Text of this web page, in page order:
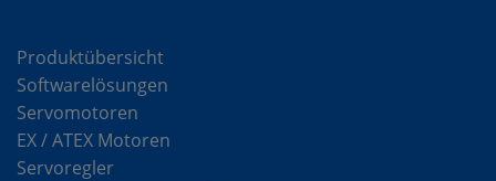
Produktübersicht
Softwarelösungen
Servomotoren
EX / ATEX Motoren
Servoregler